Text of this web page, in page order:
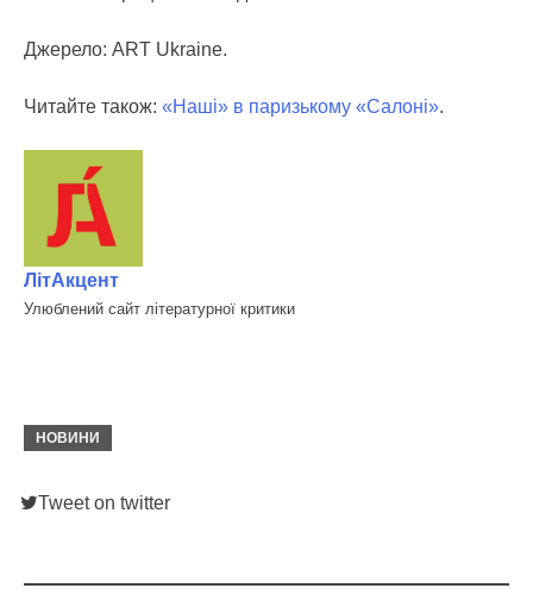
Джерело: ART Ukraine.
Читайте також: «Наші» в паризькому «Салоні».
ЛітАкцент
Улюблений сайт літературної критики
НОВИНИ
Tweet on twitter